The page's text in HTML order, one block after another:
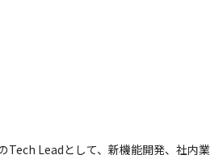
Leadとして、新機能開発、社内